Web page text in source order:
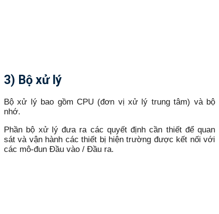
3) Bộ xử lý
Bộ xử lý bao gồm CPU (đơn vị xử lý trung tâm) và bộ
nhớ.
Phần bộ xử lý đưa ra các quyết định cần thiết để quan
sát và vận hành các thiết bị hiện trường được kết nối với
các mô-đun Đầu vào / Đầu ra.